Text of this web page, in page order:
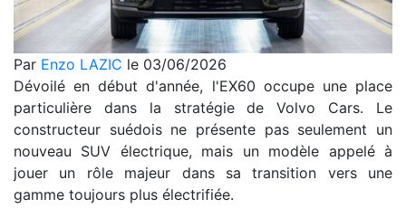
Par Enzo LAZIC le 03/06/2026
Dévoilé en début d'année, l'EX60 occupe une place
particulière dans la stratégie de Volvo Cars. Le
constructeur suédois ne présente pas seulement un
nouveau SUV électrique, mais un modèle appelé à
jouer un rôle majeur dans sa transition vers une
gamme toujours plus électrifiée.